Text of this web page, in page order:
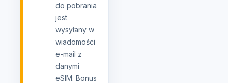
do pobrania
jest
wysyłany w
wiadomości
e-mail z
danymi
eSIM. Bonus